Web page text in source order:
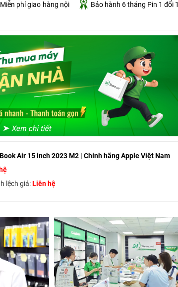
phí giao hàng nội
Bảo hành 6 tháng Pin 1 đổi 1
Air 15 inch 2023 M2 | Chính hãng Apple Việt Nam
lệch giá:Liên hệ